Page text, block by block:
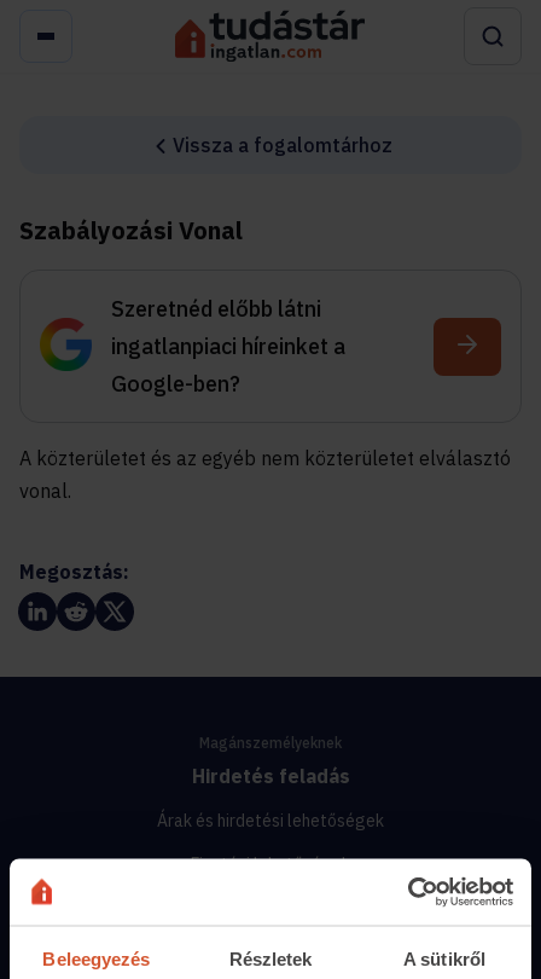
Beleegyezés Részletek A sütikről
Vissza a fogalomtárhoz
Szabályozási Vonal
Szeretnéd előbb látni
ingatlanpiaci híreinket a
Google-ben?
A közterületet és az egyéb nem közterületet elválasztó
vonal.
Megosztás:
Magánszemélyeknek
Hirdetés feladás
Árak és hirdetési lehetőségek
Fizetési lehetőségek